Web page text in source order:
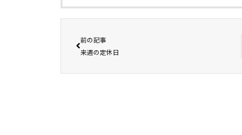
前の記事
来週の定休日